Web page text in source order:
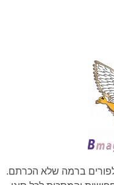
ברמה שלא הכרתם.